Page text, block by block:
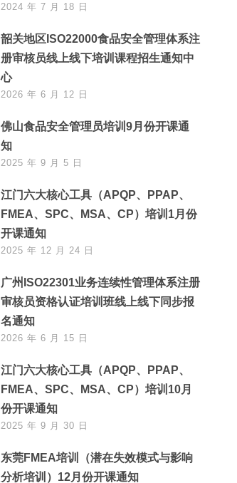
2024 年 7 月 18 日
韶关地区ISO22000食品安全管理体系注
册审核员线上线下培训课程招生通知中
心
2026 年 6 月 12 日
佛山食品安全管理员培训9月份开课通
知
2025 年 9 月 5 日
江门六大核心工具（APQP、PPAP、
FMEA、SPC、MSA、CP）培训1月份
开课通知
2025 年 12 月 24 日
广州ISO22301业务连续性管理体系注册
审核员资格认证培训班线上线下同步报
名通知
2026 年 6 月 15 日
江门六大核心工具（APQP、PPAP、
FMEA、SPC、MSA、CP）培训10月
份开课通知
2025 年 9 月 30 日
东莞FMEA培训（潜在失效模式与影响
分析培训）12月份开课通知